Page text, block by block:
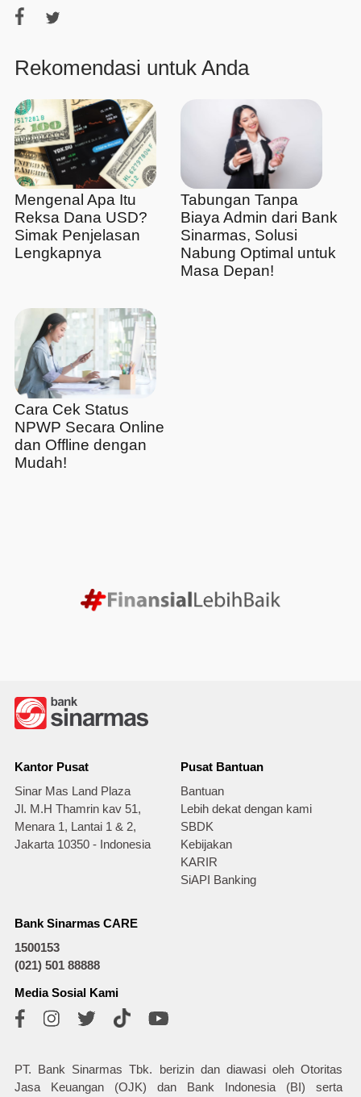
Rekomendasi untuk Anda
Mengenal Apa Itu
Reksa Dana USD?
Simak Penjelasan
Lengkapnya
Tabungan Tanpa
Biaya Admin dari Bank
Sinarmas, Solusi
Nabung Optimal untuk
Masa Depan!
Cara Cek Status
NPWP Secara Online
dan Offline dengan
Mudah!
Kantor Pusat
Sinar Mas Land Plaza
Jl. M.H Thamrin kav 51,
Menara 1, Lantai 1 & 2,
Jakarta 10350 - Indonesia
Pusat Bantuan
Bantuan
Lebih dekat dengan kami
SBDK
Kebijakan
KARIR
SiAPI Banking
Bank Sinarmas CARE
1500153
(021) 501 88888
Media Sosial Kami
PT. Bank Sinarmas Tbk. berizin dan diawasi oleh Otoritas
Jasa Keuangan (OJK) dan Bank Indonesia (BI) serta